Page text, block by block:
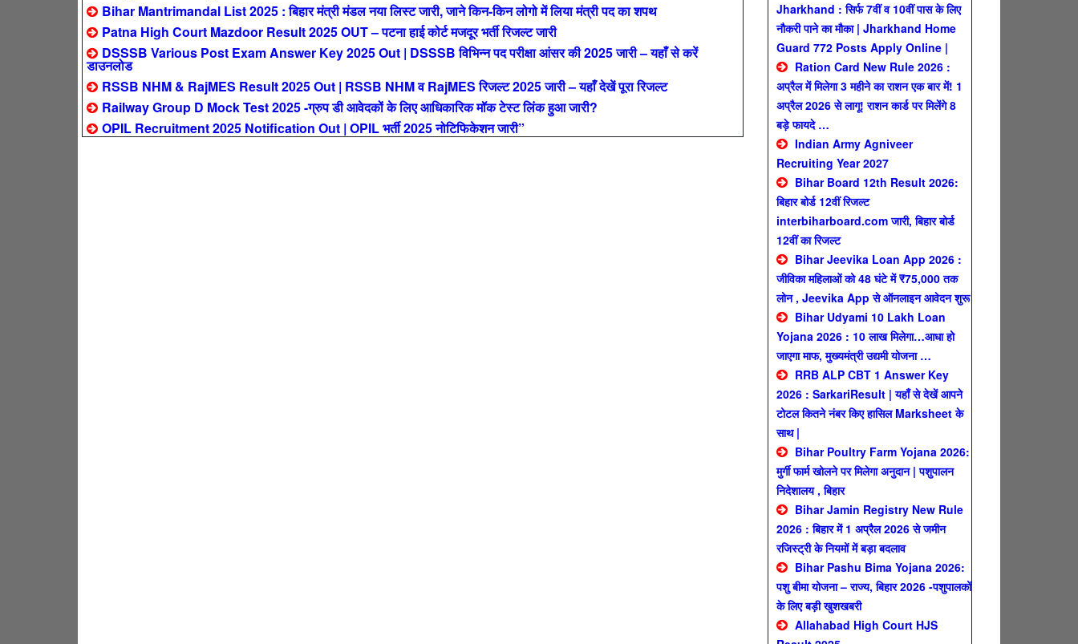
Bihar Mantrimandal List 2025 : बिहार मंत्री मंडल नया लिस्ट जारी, जाने किन-किन लोगो में लिया मंत्री पद का शपथ
Patna High Court Mazdoor Result 2025 OUT – पटना हाई कोर्ट मजदूर भर्ती रिजल्ट जारी
DSSSB Various Post Exam Answer Key 2025 Out | DSSSB विभिन्न पद परीक्षा आंसर की 2025 जारी – यहाँ से करें
डाउनलोड
RSSB NHM & RajMES Result 2025 Out | RSSB NHM व RajMES रिजल्ट 2025 जारी – यहाँ देखें पूरा रिजल्ट
Railway Group D Mock Test 2025 -ग्रुप डी आवेदकों के लिए आधिकारिक मॉक टेस्ट लिंक हुआ जारी?
OPIL Recruitment 2025 Notification Out | OPIL भर्ती 2025 नोटिफिकेशन जारी”
Jharkhand : सिर्फ 7वीं व 10वीं पास के लिए
नौकरी पाने का मौका | Jharkhand Home
Guard 772 Posts Apply Online |
Ration Card New Rule 2026 :
अप्रैल में मिलेगा 3 महीने का राशन एक बार में! 1
अप्रैल 2026 से लागू! राशन कार्ड पर मिलेंगे 8
बड़े फायदे …
Indian Army Agniveer
Recruiting Year 2027
Bihar Board 12th Result 2026:
बिहार बोर्ड 12वीं रिजल्ट
interbiharboard.com जारी, बिहार बोर्ड
12वीं का रिजल्ट
Bihar Jeevika Loan App 2026 :
जीविका महिलाओं को 48 घंटे में ₹75,000 तक
लोन , Jeevika App से ऑनलाइन आवेदन शुरू
Bihar Udyami 10 Lakh Loan
Yojana 2026 : 10 लाख मिलेगा…आधा हो
जाएगा माफ, मुख्यमंत्री उद्यमी योजना …
RRB ALP CBT 1 Answer Key
2026 : SarkariResult | यहाँ से देखें आपने
टोटल कितने नंबर किए हासिल Marksheet के
साथ |
Bihar Poultry Farm Yojana 2026:
मुर्गी फार्म खोलने पर मिलेगा अनुदान | पशुपालन
निदेशालय , बिहार
Bihar Jamin Registry New Rule
2026 : बिहार में 1 अप्रैल 2026 से जमीन
रजिस्ट्री के नियमों में बड़ा बदलाव
Bihar Pashu Bima Yojana 2026:
पशु बीमा योजना – राज्य, बिहार 2026 -पशुपालकों
के लिए बड़ी खुशखबरी
Allahabad High Court HJS